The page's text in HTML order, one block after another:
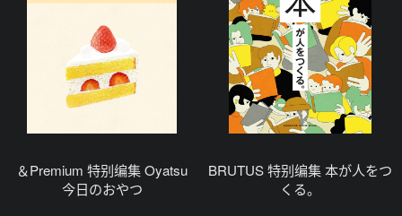
＆Premium 特别编集 Oyatsu
今日のおやつ
BRUTUS 特别编集 本が人をつ
くる。